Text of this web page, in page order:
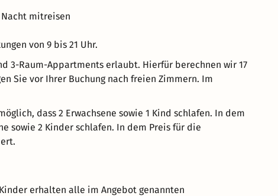
Nacht mitreisen
von 9 bis 21 Uhr.
3-Raum-Appartments erlaubt. Hierfür berechnen wir 17
Sie vor Ihrer Buchung nach freien Zimmern. Im
dass 2 Erwachsene sowie 1 Kind schlafen. In dem
sowie 2 Kinder schlafen. In dem Preis für die
erhalten alle im Angebot genannten